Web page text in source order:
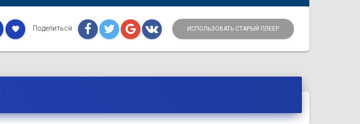
favorite Поделиться ИСПОЛЬЗОВАТЬ СТАРЫЙ ПЛЕЕР